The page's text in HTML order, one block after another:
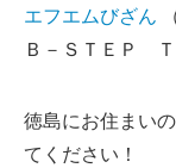
エフエムびざん
Ｂ－ＳＴＥＰ
徳島にお住まい
てください！